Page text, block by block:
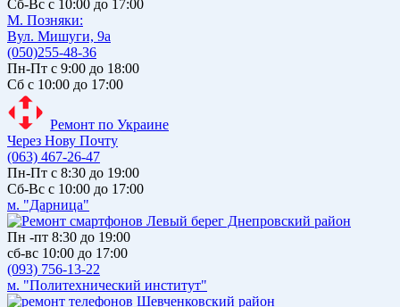
Сб-Вс с 10:00 до 17:00
М. Позняки:
Вул. Мишуги, 9а
(050)255-48-36
Пн-Пт с 9:00 до 18:00
Сб с 10:00 до 17:00
Ремонт по Украине
Через Нову Почту
(063) 467-26-47
Пн-Пт с 8:30 до 19:00
Сб-Вс с 10:00 до 17:00
м. "Дарница"
Пн -пт 8:30 до 19:00
сб-вс 10:00 до 17:00
(093) 756-13-22
м. "Политехнический институт"